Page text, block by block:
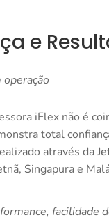
e
iFlex não é
total
através da
Singapura e
facilidade